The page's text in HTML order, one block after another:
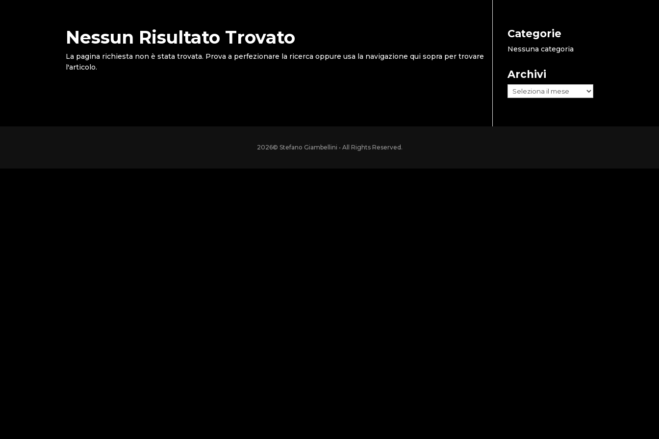
Nessun Risultato Trovato
La pagina richiesta non è stata trovata. Prova a perfezionare la ricerca oppure usa la navigazione qui sopra per trovare
l'articolo.
Categorie
Nessuna categoria
Archivi
Archivi
2026© Stefano Giambellini • All Rights Reserved.